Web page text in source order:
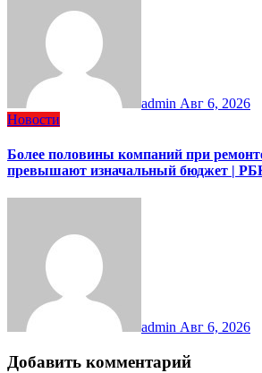
admin Авг 6, 2026
Новости
Более половины компаний при
превышают изначальный бюджет |
admin Авг 6, 2026
Добавить комментарий